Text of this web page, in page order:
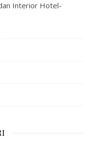
Interior Hotel-